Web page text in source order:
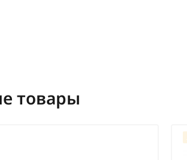
товары